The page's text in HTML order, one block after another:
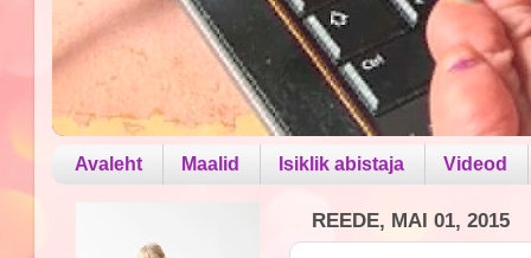
Avaleht Maalid Isiklik abistaja Videod
REEDE, MAI 01, 2015